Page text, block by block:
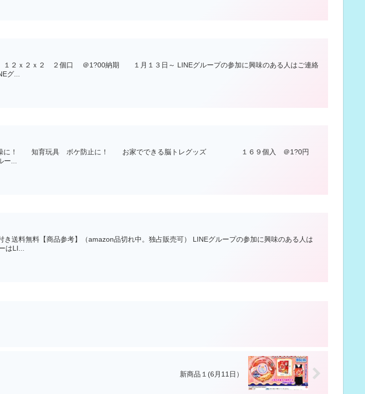
２ｘ２ｘ２ ２個口 ＠1?00納期 １月１３日～ LINEグループの参加に興味のある人はご連絡
グ...
体操に！ 知育玩具 ボケ防止に！ お家でできる脳トレグッズ １６９個入 ＠1?0円
ー...
料無料【商品参考】（amazon品切れ中。独占販売可） LINEグループの参加に興味のある人は
はLI...
新商品１(6月11日）